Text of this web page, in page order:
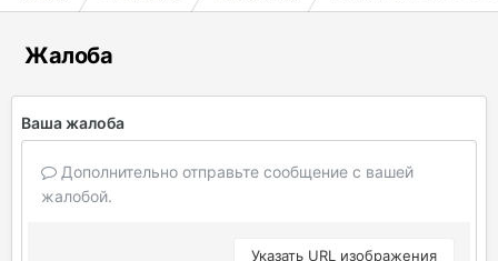
Жалоба
Ваша жалоба
Дополнительно отправьте сообщение с вашей
жалобой.
Указать URL изображения